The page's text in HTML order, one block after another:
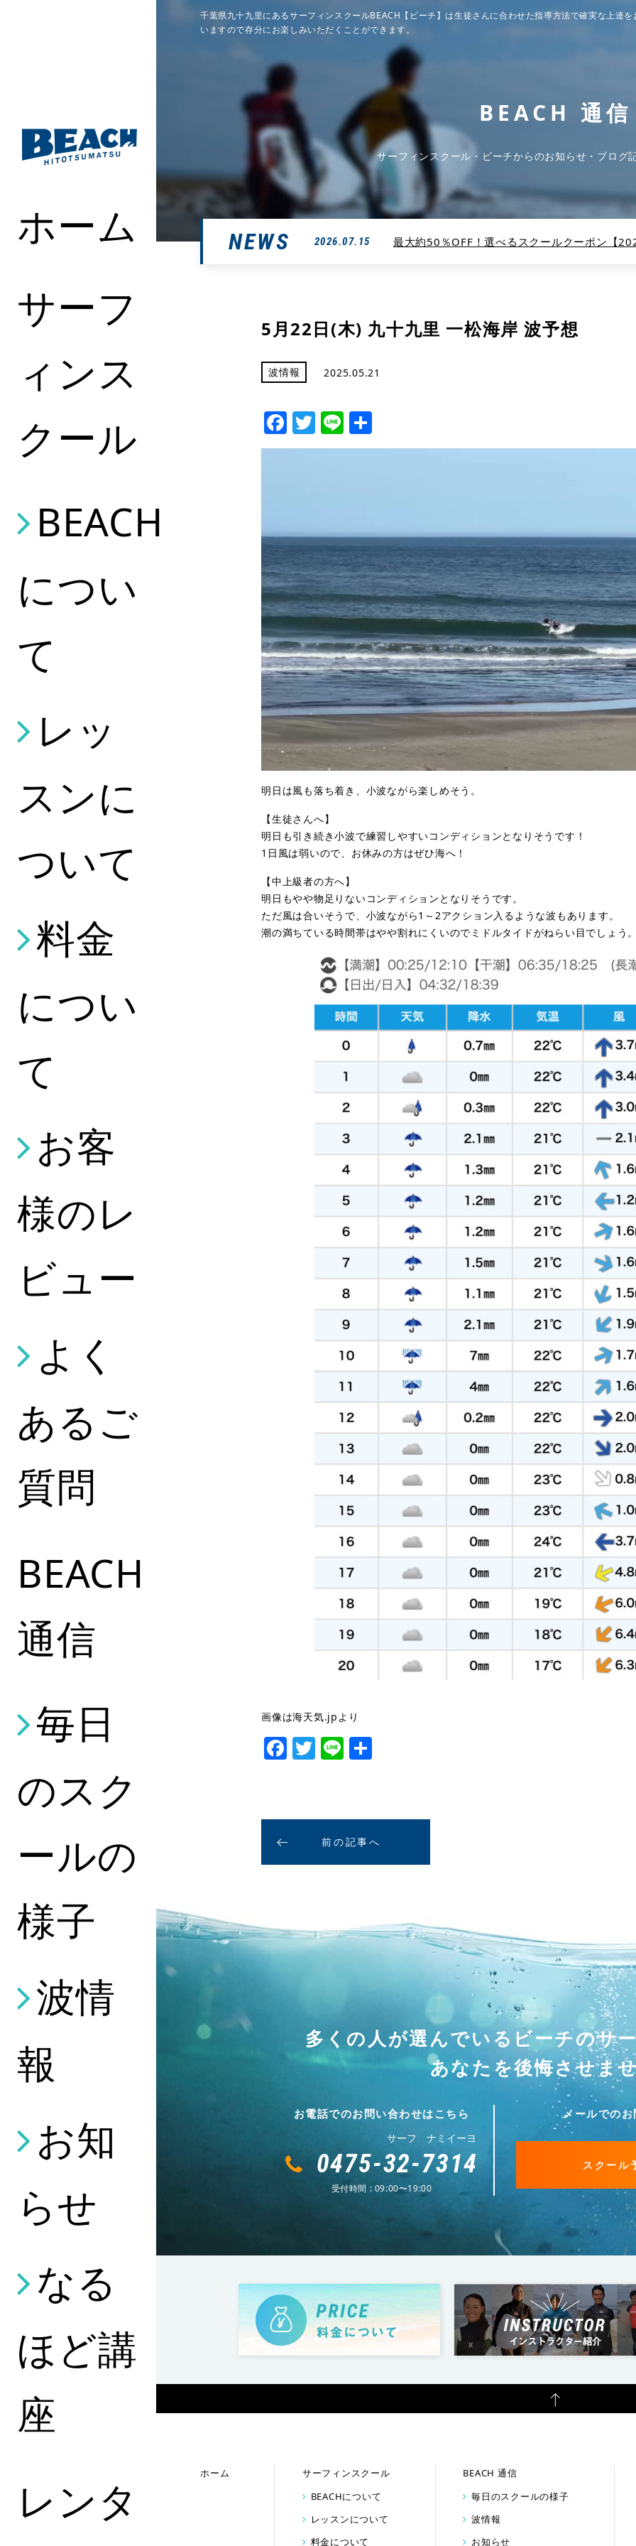
ホーム
サーフ
ィンス
クール
BEACH
につい
て
レッ
スンに
ついて
料金
につい
て
お客
様のレ
ビュー
よく
あるご
質問
BEACH
通信
毎日
のスク
ールの
様子
波情
報
お知
らせ
なる
ほど講
座
レンタ
千葉県九十九里にあるサーフィンスクールBEACH【ビーチ】は生徒さんに合わせた指導方法で確実な上達
いますので存分にお楽しみいただくことができます。
BEACH 通信
サーフィンスクール・ビーチからのお知らせ・ブログ
NEWS 2026.07.15 最大約50％OFF！選べるスクールクーポン【
5月22日(木) 九十九里 一松海岸 波予想
波情報 2025.05.21
Facebook
Twitter
Line
有
明日は風も落ち着き、小波ながら楽しめそう。
【生徒さんへ】
明日も引き続き小波で練習しやすいコンディションとなりそうです！
1日風は弱いので、お休みの方はぜひ海へ！
【中上級者の方へ】
明日もやや物足りないコンディションとなりそうです。
ただ風は合いそうで、小波ながら1～2アクション入るような波もあります。
潮の満ちている時間帯はやや割れにくいのでミドルタイドがねらい目でしょう
画像は海天気.jpより
Facebook
Twitter
Line
前の記事へ
多くの人が選んでいるビーチのサ
あなたを後悔させま
お電話でのお問い合わせはこちら
サーフ ナミイーヨ
0475-32-7314
受付時間 : 09:00〜19:00
メールでの
スクール
ホーム
サーフィンスクール
BEACHについて
レッスンについて
料金について
BEACH 通信
毎日のスクールの様子
波情報
お知らせ